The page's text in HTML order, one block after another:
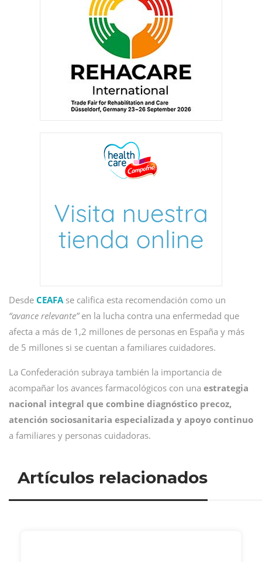
Desde CEAFA se califica esta recomendación como un
“avance relevante”en la lucha contra una enfermedad que
afecta a más de 1,2 millones de personas en España y más
de 5 millones si se cuentan a familiares cuidadores.
La Confederación subraya también la importancia de
acompañar los avances farmacológicos con una estrategia
nacional integral que combine diagnóstico precoz,
atención sociosanitaria especializada y apoyo continuo
a familiares y personas cuidadoras.
Artículos relacionados